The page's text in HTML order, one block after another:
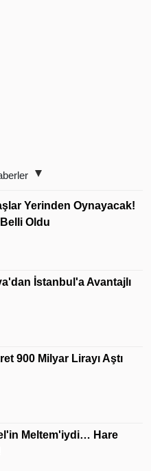
Yerinden Oynayacak!
Oldu
İstanbul'a Avantajlı
900 Milyar Lirayı Aştı
Meltem'iydi… Hare